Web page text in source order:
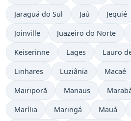
Jaraguá do Sul Jaú Jequié
Joinville Juazeiro do Norte
Keiserinne Lages Lauro
Linhares Luziânia Macaé
Mairiporã Manaus
Marília Maringá Mauá